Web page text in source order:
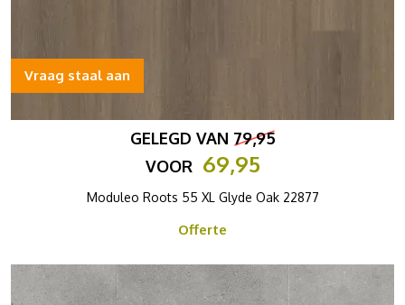
GELEGD VAN 79,95
VOOR 69,95
Moduleo Roots 55 XL Glyde Oak 22877
Offerte
Vraag staal aan